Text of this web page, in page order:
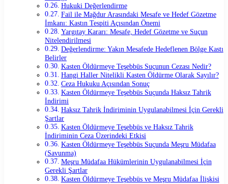
Hukuki Değerlendirme
Fail ile Mağdur Arasındaki Mesafe ve Hedef Gözetme
İmkanı: Kastın Tespiti Açısından Önemi
Yargıtay Kararı: Mesafe, Hedef Gözetme ve Suçun
Nitelendirilmesi
Değerlendirme: Yakın Mesafede Hedeflenen Bölge Kastı
Belirler
Kasten Öldürmeye Teşebbüs Suçunun Cezası Nedir?
Hangi Haller Nitelikli Kasten Öldürme Olarak Sayılır?
Ceza Hukuku Açısından Sonuç
Kasten Öldürmeye Teşebbüs Suçunda Haksız Tahrik
İndirimi
Haksız Tahrik İndiriminin Uygulanabilmesi İçin Gerekli
Şartlar
Kasten Öldürmeye Teşebbüs ve Haksız Tahrik
İndiriminin Ceza Üzerindeki Etkisi
Kasten Öldürmeye Teşebbüs Suçunda Meşru Müdafaa
(Savunma)
Meşru Müdafaa Hükümlerinin Uygulanabilmesi İçin
Gerekli Şartlar
Kasten Öldürmeye Teşebbüs ve Meşru Müdafaa İlişkisi